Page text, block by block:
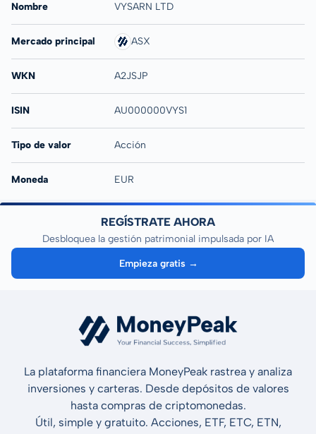
Nombre VYSARN LTD
Mercado principal ASX
WKN A2JSJP
ISIN AU000000VYS1
Tipo de valor Acción
Moneda EUR
REGÍSTRATE AHORA
Desbloquea la gestión patrimonial impulsada por IA
Empieza gratis →
La plataforma financiera MoneyPeak rastrea y analiza
inversiones y carteras. Desde depósitos de valores
hasta compras de criptomonedas.
Útil, simple y gratuito. Acciones, ETF, ETC, ETN,